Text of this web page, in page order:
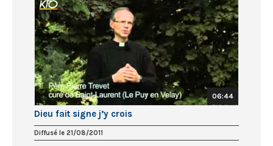
06:44
Dieu fait signe j’y crois
Diffusé le 21/08/2011